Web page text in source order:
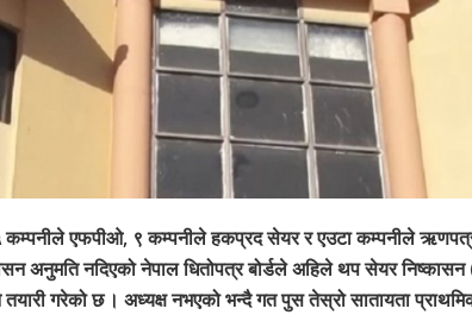
एफपीओ, ९ कम्पनीले हकप्रद सेयर र एउटा कम्पनीले
अनुमति नदिएको नेपाल धितोपत्र बोर्डले अहिले थप सेयर
तयारी गरेको छ । अध्यक्ष नभएको भन्दै गत पुस तेस्रो सातायता